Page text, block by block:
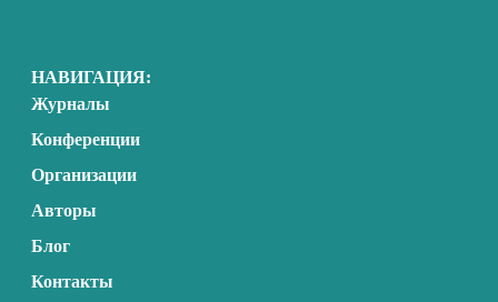
НАВИГАЦИЯ:
Журналы
Конференции
Организации
Авторы
Блог
Контакты